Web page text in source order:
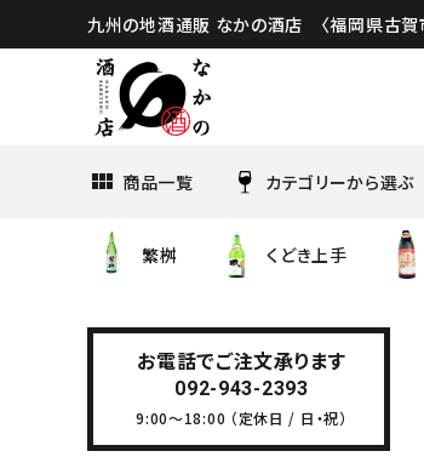
九州の地酒通販 なかの酒店 〈福岡県古賀
商品一覧 カテゴリーから選ぶ
焼酎・泡盛
綾花・大地
土田酒造
八海醸造
繁桝 くどき上手
お電話でご注文承ります
092-943-2393
9:00～18:00 （定休日 / 日・祝）